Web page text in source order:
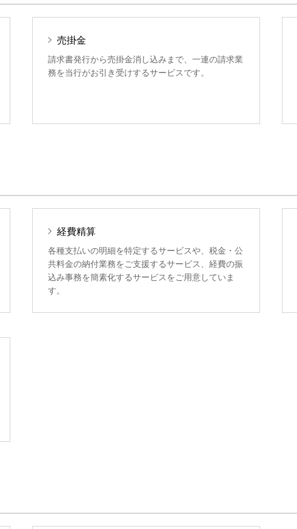
売掛金
請求書発行から売掛金消し込みまで、一連の請求業
務を当行がお引き受けするサービスです。
経費精算
各種支払いの明細を特定するサービスや、税金・公
共料金の納付業務をご支援するサービス、経費の振
込み事務を簡素化するサービスをご用意していま
す。